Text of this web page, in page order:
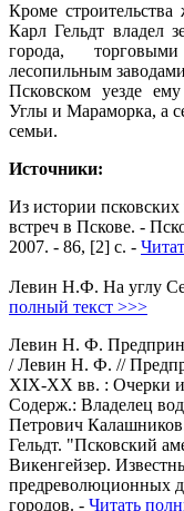
Кроме
Карл Гельдт владел
города,
лесопильным
Псковском уезде
Углы и Мараморка, а
семьи.
Источники:
Из истории
встреч в Пскове. -
2007. - 86, [2] с. -
Левин Н.Ф. На углу
полный текст >>>
Левин Н. Ф.
/ Левин Н. Ф. //
XIX-XX вв. : Очерки
Содерж.: Владелец
Петрович
Гельдт. "Псковский
Викенгейзер.
предреволюционных
городов. - Читать